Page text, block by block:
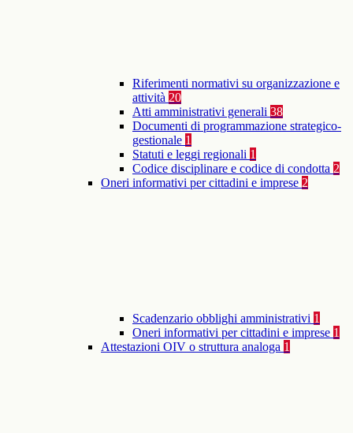
Riferimenti normativi su organizzazione e
attività 20
Atti amministrativi generali 38
Documenti di programmazione strategico-
gestionale 1
Statuti e leggi regionali 1
Codice disciplinare e codice di condotta 2
Oneri informativi per cittadini e imprese 2
Scadenzario obblighi amministrativi 1
Oneri informativi per cittadini e imprese 1
Attestazioni OIV o struttura analoga 1